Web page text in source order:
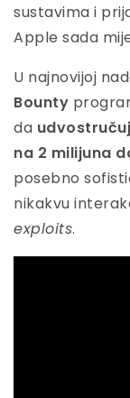
sustavima i
Apple sada
U najnovijoj
Bounty
da
na 2 milijuna
posebno
nikakvu
exploits.